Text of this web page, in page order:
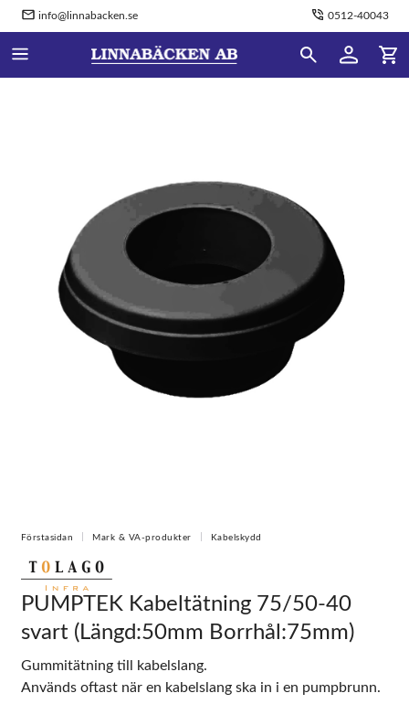
info@linnabacken.se 0512-40043
Förstasidan Mark & VA-produkter Kabelskydd
PUMPTEK Kabeltätning 75/50-40
svart (Längd:50mm Borrhål:75mm)
Gummitätning till kabelslang.
Används oftast när en kabelslang ska in i en pumpbrunn.